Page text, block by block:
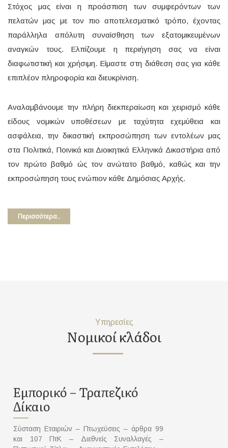
Στόχος μας είναι η προάσπιση των συμφερόντων των
πελατών μας με τον πιο αποτελεσματικό τρόπο, έχοντας
παράλληλα απόλυτη συναίσθηση των εξατομικευμένων
αναγκών τους. Ελπίζουμε η περιήγηση σας να είναι
διαφωτιστική και χρήσιμη. Είμαστε στη διάθεση σας για κάθε
επιπλέον πληροφορία και διευκρίνιση.
Αναλαμβάνουμε την πλήρη διεκπεραίωση και χειρισμό κάθε
είδους νομικών υποθέσεων με ταχύτητα εχεμύθεια και
ασφάλεια, την δικαστική εκπροσώπηση των εντολέων μας
στα Πολιτικά, Ποινικά και Διοικητικά Ελληνικά Δικαστήρια από
τον πρώτο βαθμό ώς τον ανώτατο βαθμό, καθώς και την
εκπροσώπηση τους ενώπιον κάθε Δημόσιας Αρχής.
Περισσότερα..
Υπηρεσίες
Νομικοί κλάδοι
Εμπορικό – Τραπεζικό
Δίκαιο
Σύσταση Εταιριών – Πτωχεύσεις – άρθρα 99
και 107 ΠτΚ – Διεθνείς Συναλλαγές –